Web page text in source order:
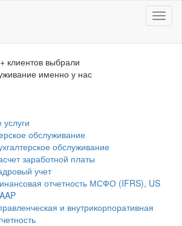
клиентов выбрали
именно у нас
услуги
обслуживание
обслуживание
заработной платы
учет
отчетность МСФО (IFRS), US
и внутрикорпоративная